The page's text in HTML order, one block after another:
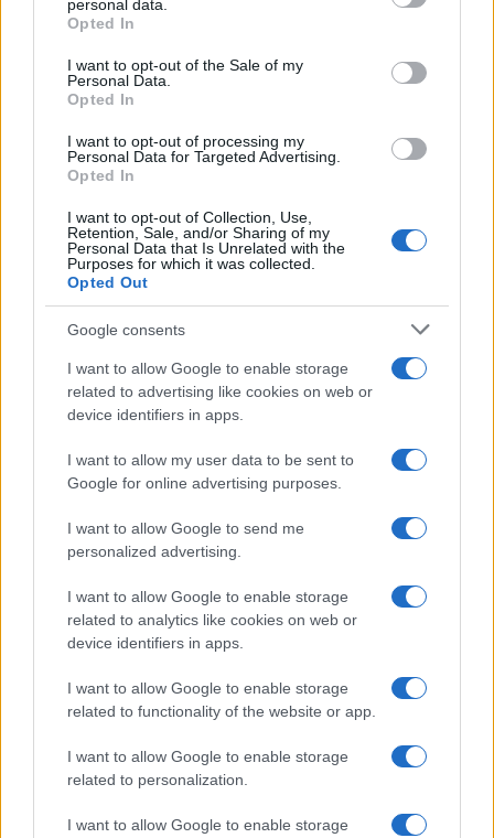
personal data.
Opted In
I want to opt-out of the Sale of my
Personal Data.
Opted In
I want to opt-out of processing my
Personal Data for Targeted Advertising.
Opted In
I want to opt-out of Collection, Use,
Retention, Sale, and/or Sharing of my
Personal Data that Is Unrelated with the
Purposes for which it was collected.
Opted Out
Google consents
I want to allow Google to enable storage
related to advertising like cookies on web or
device identifiers in apps.
I want to allow my user data to be sent to
Google for online advertising purposes.
I want to allow Google to send me
personalized advertising.
I want to allow Google to enable storage
related to analytics like cookies on web or
device identifiers in apps.
I want to allow Google to enable storage
related to functionality of the website or app.
I want to allow Google to enable storage
related to personalization.
I want to allow Google to enable storage
Korgek
17 Novembre 2021, 19:15 19:15
Un’altra cosa che mi preme sottolineare è che spesso nei
condomini con impianti a radiatori si propone la
sostituzione della caldaia con la pompa di calore, anche in
abbinamento al fotovoltaico. Attenzione: la pompe di calore
ha senso metterla se: 1) ho terminali a bassa temperatura e
2) la posso sfruttare d’estate. Inoltre se è presente anche
l’acqua sanitaria centralizzata queste pompe servono a ben
in inverno, ossia quando il FV rende di meno, ecco che ho il
mio salto di 2 classi e il 110 in tasca, ma in futuro avrò un
impianto che è uno spreco dal punto di vista tecnico!
Carica altri commenti